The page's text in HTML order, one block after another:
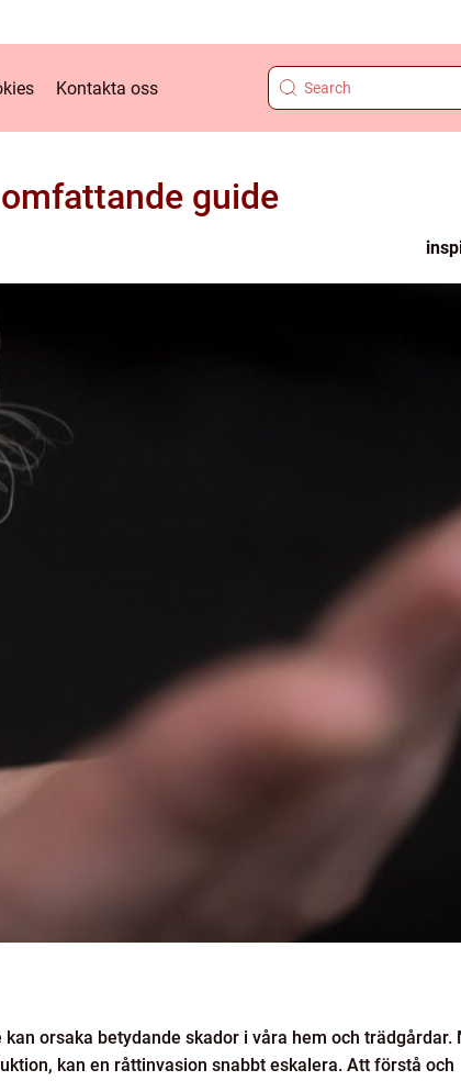
Kontakta oss
guide
orsaka betydande skador i våra hem och trädgårdar.
kan en råttinvasion snabbt eskalera. Att förstå och